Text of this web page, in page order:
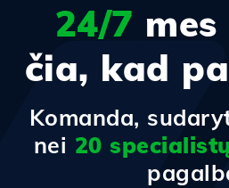
24/7 mes
čia, kad
Komanda,
nei 20 specialistų